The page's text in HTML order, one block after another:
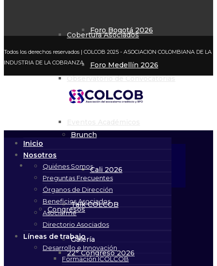
Foro Bogotá 2026
Foro Medellín 2026
Foro Bucaramanga 2026
Brunch
Cali 2026
Talk COLCOB
Galería
Cobertura Asociados
Observatorio de Convocatorias
Eventos
Congresos
22° Congreso 2026
Todos los derechos reservados | COLCOB 2025 - ASOCIACION COLOMBIANA DE LA
INDUSTRIA DE LA COBRANZA
Inicio
Nosotros
Quiénes Somos
Preguntas Frecuentes
Órganos de Dirección
Beneficios Asociados
Asociarme
Directorio Asociados
Líneas de trabajo
Desarrollo e Innovación
Formación ICOLCOB